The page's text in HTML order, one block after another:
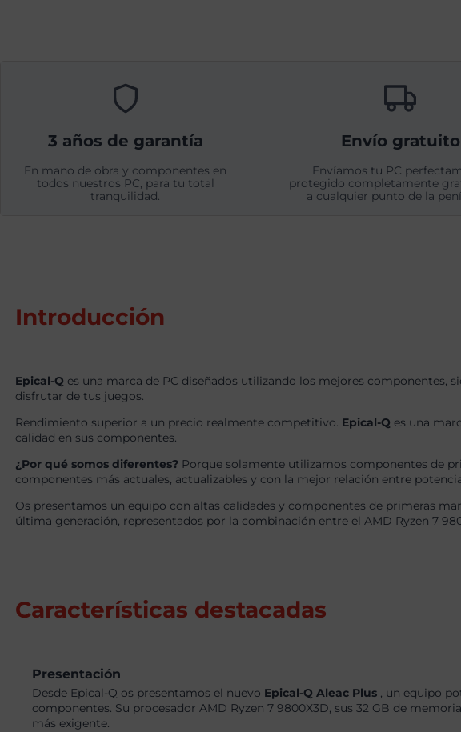
3 años de garantía
En mano de obra y componentes en
todos nuestros PC, para tu total
tranquilidad.
Envío gratuito
Envíamos tu PC
protegido completamente
a cualquier punto de la
Introducción
Epical-Q es una marca de PC diseñados utilizando los mejores
disfrutar de tus juegos.
Rendimiento superior a un precio realmente competitivo. Epical-Q es una
calidad en sus componentes.
¿Por qué somos diferentes? Porque solamente utilizamos componentes de
componentes más actuales, actualizables y con la mejor relación entre
Os presentamos un equipo con altas calidades y componentes de primeras
última generación, representados por la combinación entre el AMD Ryzen 7
Características destacadas
Presentación
Desde Epical-Q os presentamos el nuevo Epical-Q Aleac Plus , un equipo
componentes. Su procesador AMD Ryzen 7 9800X3D, sus 32 GB de
más exigente.